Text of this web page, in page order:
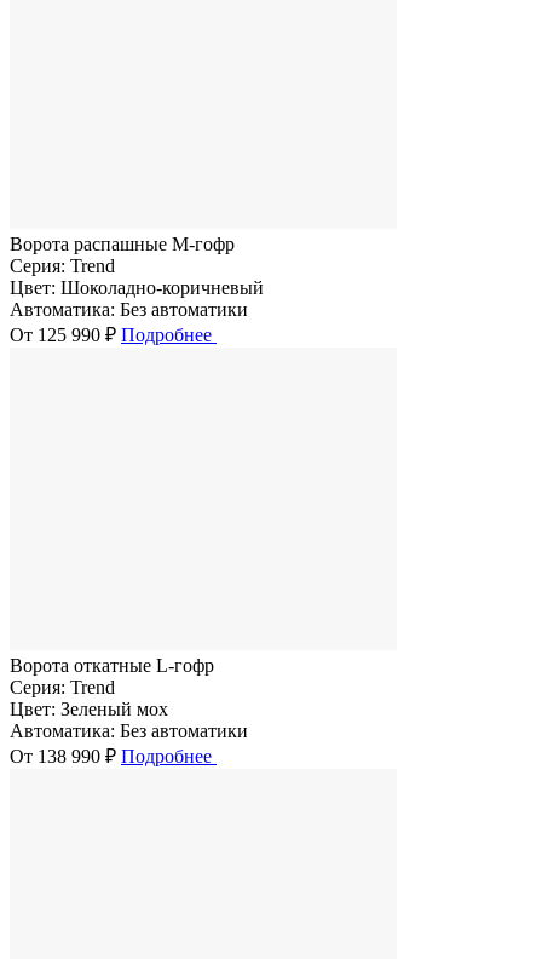
Ворота распашные M-гофр
Серия: Trend
Цвет: Шоколадно-коричневый
Автоматика: Без автоматики
От 125 990 ₽ Подробнее
Ворота откатные L-гофр
Серия: Trend
Цвет: Зеленый мох
Автоматика: Без автоматики
От 138 990 ₽ Подробнее